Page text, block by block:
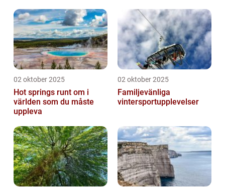
02 oktober 2025
Hot springs runt om i
världen som du måste
uppleva
02 oktober 2025
Familjevänliga
vintersportupplevelser